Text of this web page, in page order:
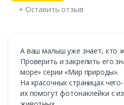
+ Оставить отзыв
А ваш малыш уже знает, кто
Проверить и закрепить его
море» серии «Мир природы».
На красочных страницах
их помогут фотонаклейки с